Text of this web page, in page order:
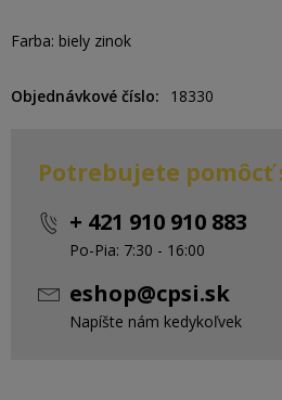
Farba: biely zinok
Objednávkové číslo 18330
Potrebujete pomôcť
+ 421 910 910 883
Po-Pia: 7:30 - 16:00
eshop@cpsi.sk
Napíšte nám kedykoľvek